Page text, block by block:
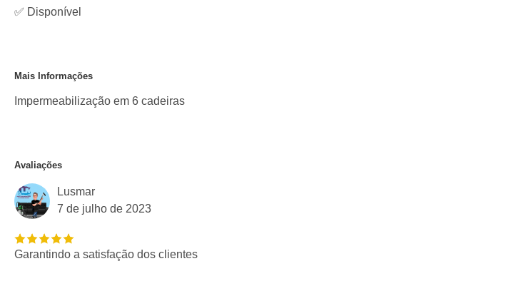
✅ Disponível
Mais Informações
Impermeabilização em 6 cadeiras
Avaliações
Lusmar
7 de julho de 2023
Garantindo a satisfação dos clientes